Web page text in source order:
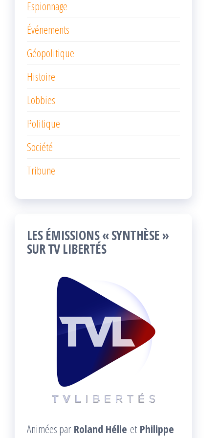
Espionnage
Événements
Géopolitique
Histoire
Lobbies
Politique
Société
Tribune
LES ÉMISSIONS « SYNTHÈSE »
SUR TV LIBERTÉS
Animées par Roland Hélie et Philippe